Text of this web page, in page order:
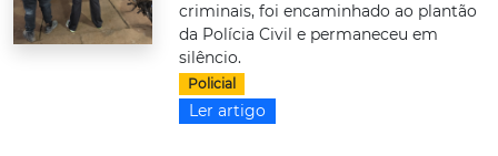
criminais, foi encaminhado ao plantão
da Polícia Civil e permaneceu em
silêncio.
Policial
Ler artigo